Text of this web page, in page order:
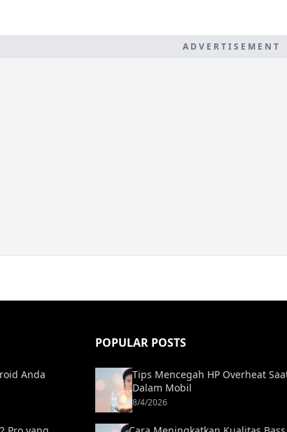
ADVERTISEMENT
Anda
POPULAR POSTS
Tips Mencegah HP Overheat
Dalam Mobil
8/4/2026